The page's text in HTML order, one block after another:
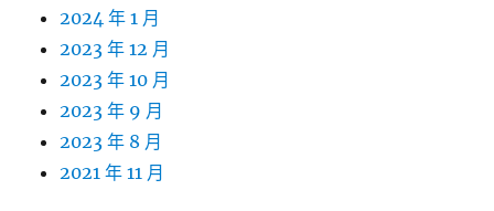
2024 年 1 月
2023 年 12 月
2023 年 10 月
2023 年 9 月
2023 年 8 月
2021 年 11 月